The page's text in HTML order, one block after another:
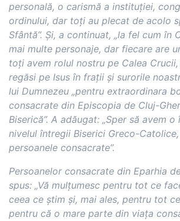
personală, o carismă a instituției,
ordinului, dar toți au plecat de acolo
Sfântă”. Și, a continuat, „la fel cum în
mai multe personaje, dar fiecare are
toți avem rolul nostru pe Calea
regăsi pe Isus în frații și surorile
lui Dumnezeu „pentru extraordinara
consacrate din Episcopia de Cluj-
Biserică”. A adăugat: „Sper să avem
nivelul întregii Biserici Greco-
persoanele consacrate”.
Persoanelor consacrate din Eparhia
spus: „Vă mulțumesc pentru tot ce
ceea ce știm și, mai ales, pentru tot
pentru că o mare parte din viața